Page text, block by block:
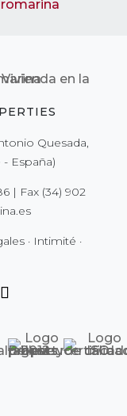
Quesada,
- España)
| Fax (34) 902
· Intimité ·